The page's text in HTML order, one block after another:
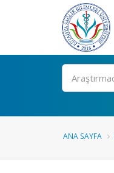
Ara
ANA SAYFA